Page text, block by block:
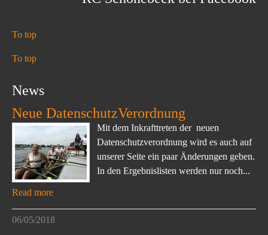
To top
To top
News
Neue DatenschutzVerordnung
Mit dem Inkrafttreten der neuen
Datenschutzverordnung wird es auch auf
unserer Seite ein paar Änderungen geben.
In den Ergebnislisten werden nur noch...
Read more
06/05/2018